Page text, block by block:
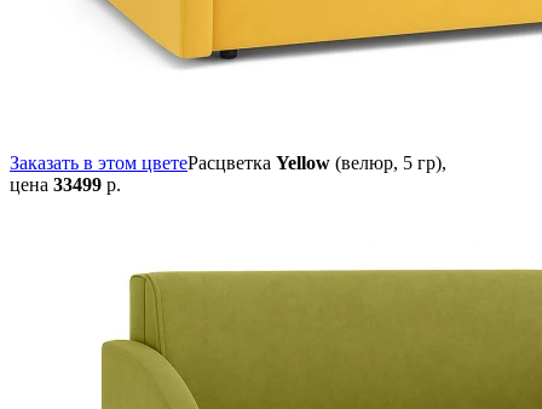
Заказать в этом цветеРасцветка Yellow (велюр, 5 гр),
цена 33499 р.